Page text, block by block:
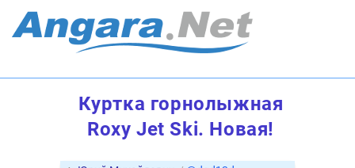
Куртка горнолыжная
Roxy Jet Ski. Новая!